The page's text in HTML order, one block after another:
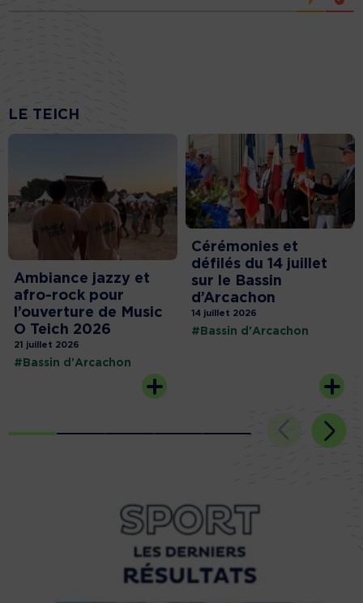
LE TEICH
Ambiance jazzy et
afro-rock pour
l’ouverture de Music
O Teich 2026
21 juillet 2026
#Bassin d'Arcachon
Cérémonies et
défilés du 14 juillet
sur le Bassin
d’Arcachon
14 juillet 2026
#Bassin d'Arcachon